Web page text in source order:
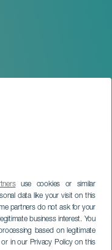
use cookies or similar
data like your visit on this
partners do not ask for your
business interest. You
based on legitimate
in our Privacy Policy on this
de